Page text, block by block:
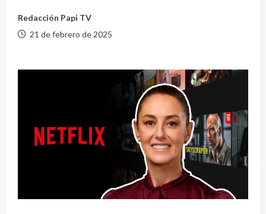
Redacción Papi TV
21 de febrero de 2025